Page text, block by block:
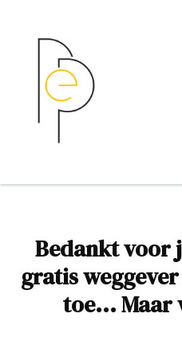
Bedankt voor
gratis
toe... Maar